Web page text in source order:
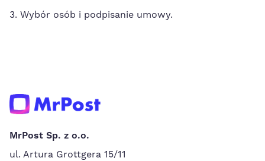
3. Wybór osób i podpisanie umowy.
MrPost Sp. z o.o.
ul. Artura Grottgera 15/11